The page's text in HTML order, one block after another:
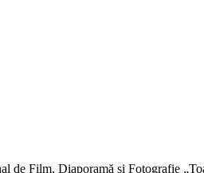
de Film, Diaporamă și Fotografie